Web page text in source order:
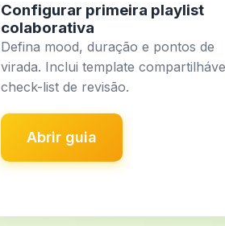
Configurar primeira playlist
colaborativa
Defina mood, duração e pontos de
virada. Inclui template
check-list de revisão.
Abrir guia